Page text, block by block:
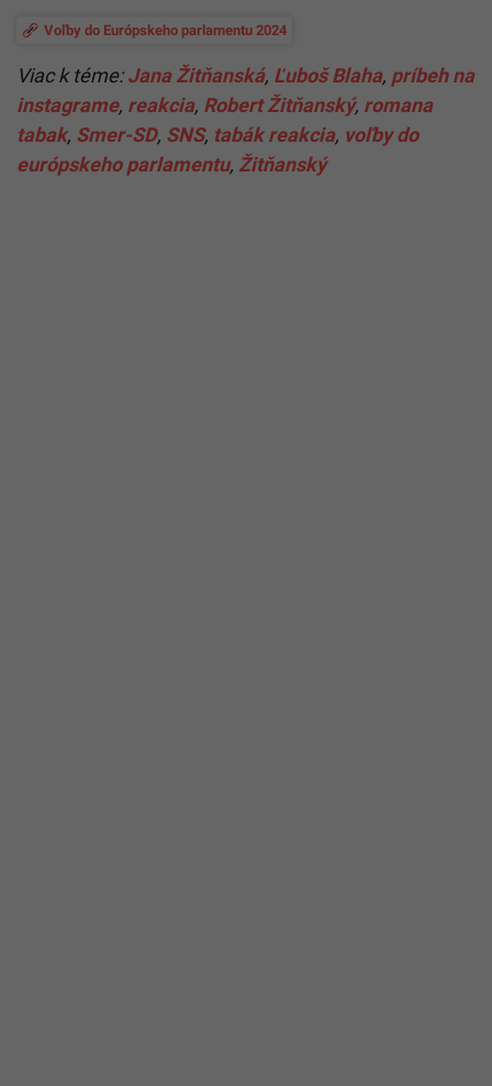
Voľby do Európskeho parlamentu 2024
Viac k téme:Jana Žitňanská, Ľuboš Blaha, príbeh na
instagrame, reakcia, Robert Žitňanský, romana
tabak, Smer-SD, SNS, tabák reakcia, voľby do
európskeho parlamentu, Žitňanský